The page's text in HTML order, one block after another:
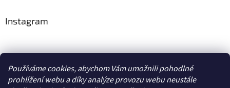
Používáme cookies, abychom Vám umožnili pohodlné
prohlížení webu a díky analýze provozu webu neustále
Instagram